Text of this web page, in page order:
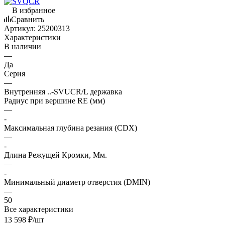
В избранное
Сравнить
Артикул: 25200313
Характеристики
В наличии
—
Да
Серия
—
Внутренняя ..-SVUCR/L державка
Радиус при вершине RE (мм)
—
-
Максимальная глубина резания (CDX)
—
-
Длина Режущей Кромки, Мм.
—
-
Минимальный диаметр отверстия (DMIN)
—
50
Все характеристики
13 598 ₽/шт